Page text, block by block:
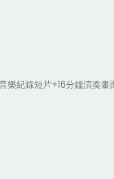
樂紀錄短片+16分鐘演奏畫